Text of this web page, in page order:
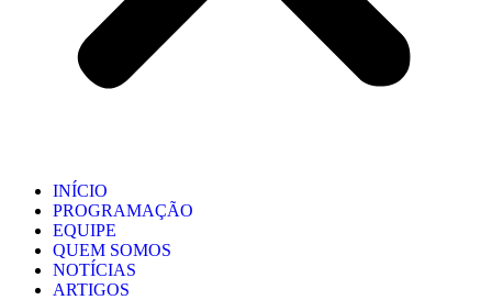
INÍCIO
PROGRAMAÇÃO
EQUIPE
QUEM SOMOS
NOTÍCIAS
ARTIGOS